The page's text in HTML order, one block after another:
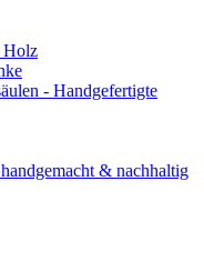
Holz
- Handgefertigte
& nachhaltig